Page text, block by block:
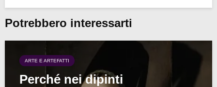
Potrebbero interessarti
ARTE E ARTEFATTI
Perché nei dipinti